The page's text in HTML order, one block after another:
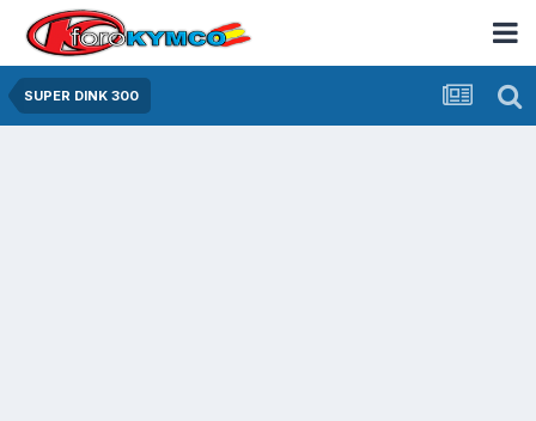
SUPER DINK 300